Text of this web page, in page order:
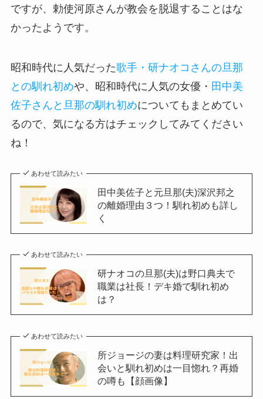
ですが、勅使河原さんが教会を脱退することはな
かったようです。
昭和時代に人気だった歌手・研ナオコさんの旦那
との馴れ初めや、昭和時代に人気の女優・ 田中美
佐子さんと旦那の馴れ初めについてもまとめてい
るので、気になる方はチェックしてみてください
ね！
あわせて読みたい
田中美佐子と元旦那(夫)深沢邦之
の離婚理由３つ！馴れ初めも詳し
く
あわせて読みたい
研ナオコの旦那(夫)は野口典夫で
職業は社長！デキ婚で馴れ初め
は？
あわせて読みたい
所ジョージの妻は料理研究家！出
会いと馴れ初めは一目惚れ？再婚
の噂も【顔画像】